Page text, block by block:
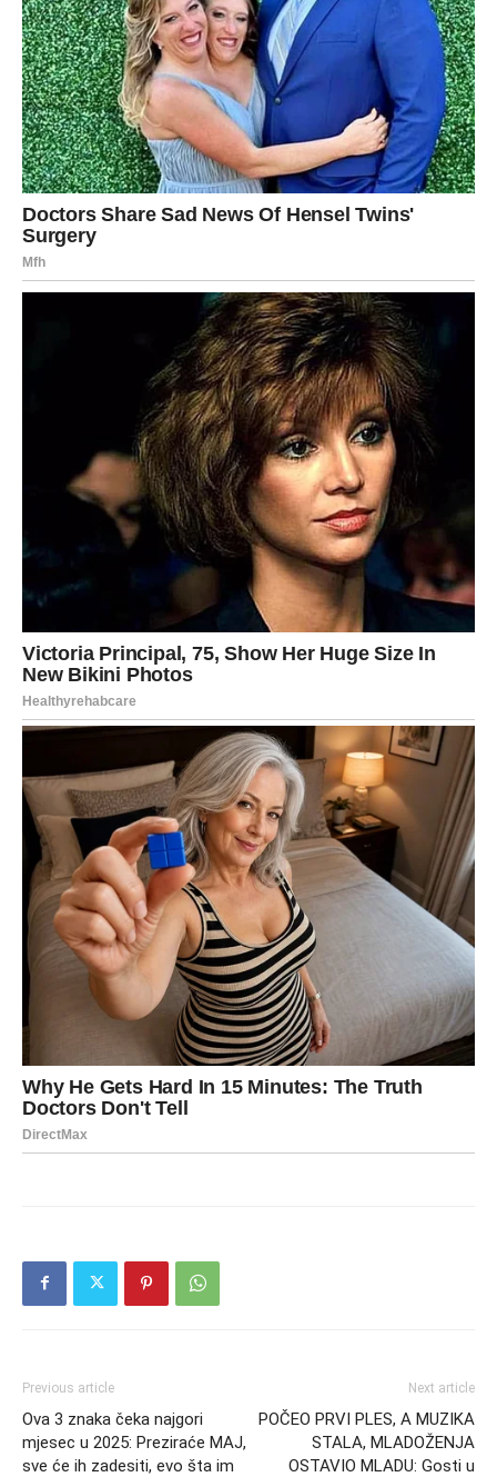
Previous article
Ova 3 znaka čeka najgori
mjesec u 2025: Preziraće MAJ,
sve će ih zadesiti, evo šta im
Next article
POČEO PRVI PLES, A MUZIKA
STALA, MLADOŽENJA
OSTAVIO MLADU: Gosti u